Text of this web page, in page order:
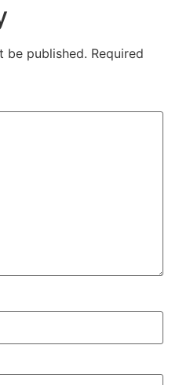
be published. Required